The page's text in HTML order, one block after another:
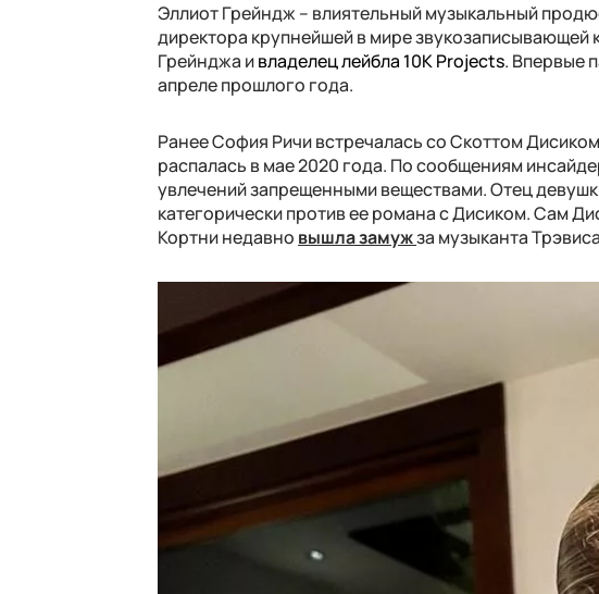
Эллиот Грейндж – влиятельный музыкальный
директора крупнейшей в мире
Грейнджа ивладелец лейбла 10K Projects. Впервые
апреле прошлого года.
Ранее София Ричи встречалась со Скоттом
распалась в мае 2020 года. По сообщениям
увлечений запрещенными веществами. Отец
категорически против ее романа с Дисиком. Сам
Кортни недавно вышла замужза музыканта